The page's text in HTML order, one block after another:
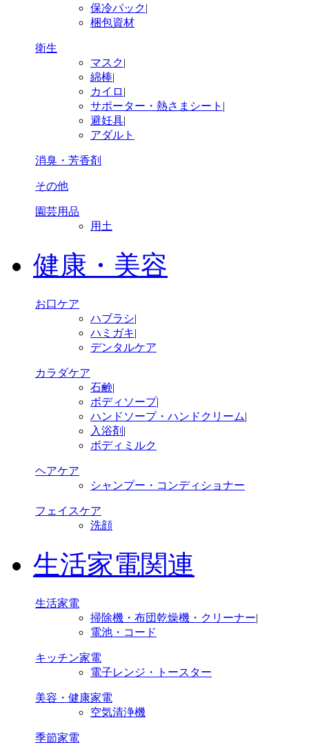
保冷パック|
梱包資材
衛生
マスク|
綿棒|
カイロ |
サポーター・熱さまシート |
避妊具|
アダルト
消臭・芳香剤
その他
園芸用品
用土
健康・美容
お口ケア
ハブラシ|
ハミガキ|
デンタルケア
カラダケア
石鹸|
ボディソープ|
ハンドソープ・ハンドクリーム|
入浴剤 |
ボディミルク
ヘアケア
シャンプー・コンディショナー
フェイスケア
洗顔
生活家電関連
生活家電
掃除機・布団乾燥機・クリーナー|
電池・コード
キッチン家電
電子レンジ・トースター
美容・健康家電
空気清浄機
季節家電